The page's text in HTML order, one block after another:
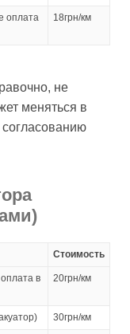
оплата
18грн/км
не
меняться в
Стоимость
в
20грн/км
30грн/км